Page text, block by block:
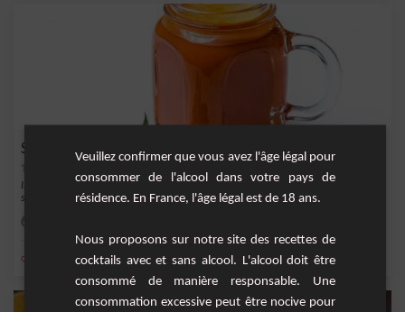
Smoothie Abricot Melon Fleur d'Oranger
Il y a quelque chose de particulièrement rafraîchissant et délicieux à propos des
smoot...
orange sucre,fleur d'oranger, melon,eau
Veuillez confirmer que vous avez l'âge légal pour
consommer de l'alcool dans votre pays de
résidence. En France, l'âge légal est de 18 ans.
Nous proposons sur notre site des recettes de
cocktails avec et sans alcool. L'alcool doit être
consommé de manière responsable. Une
consommation excessive peut être nocive pour